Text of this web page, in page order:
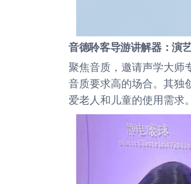
音德聆客导游讲解器：演
聚焦音质，邀请声学大师
音质要求高的场合。其独
爱老人和儿童的使用需求。